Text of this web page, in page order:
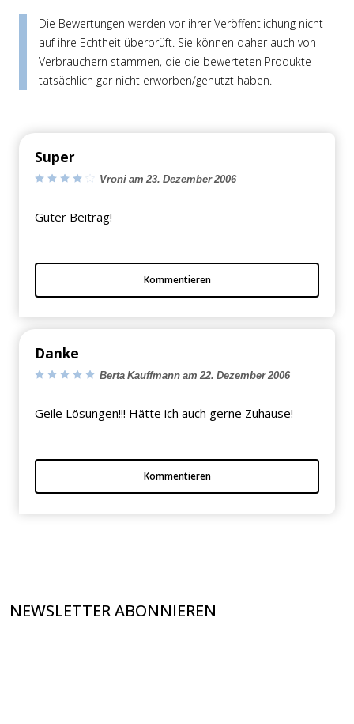
Die Bewertungen werden vor ihrer Veröffentlichung nicht
auf ihre Echtheit überprüft. Sie können daher auch von
Verbrauchern stammen, die die bewerteten Produkte
tatsächlich gar nicht erworben/genutzt haben.
Super
Vroni am 23. Dezember 2006
Guter Beitrag!
Kommentieren
Danke
Berta Kauffmann am 22. Dezember 2006
Geile Lösungen!!! Hätte ich auch gerne Zuhause!
Kommentieren
NEWSLETTER ABONNIEREN